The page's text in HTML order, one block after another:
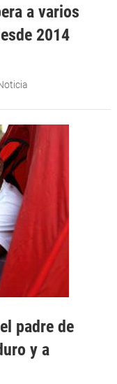
a varios
2014
padre de
y a